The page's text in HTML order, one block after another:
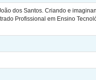
dos Santos. Criando e
Profissional em Ensino